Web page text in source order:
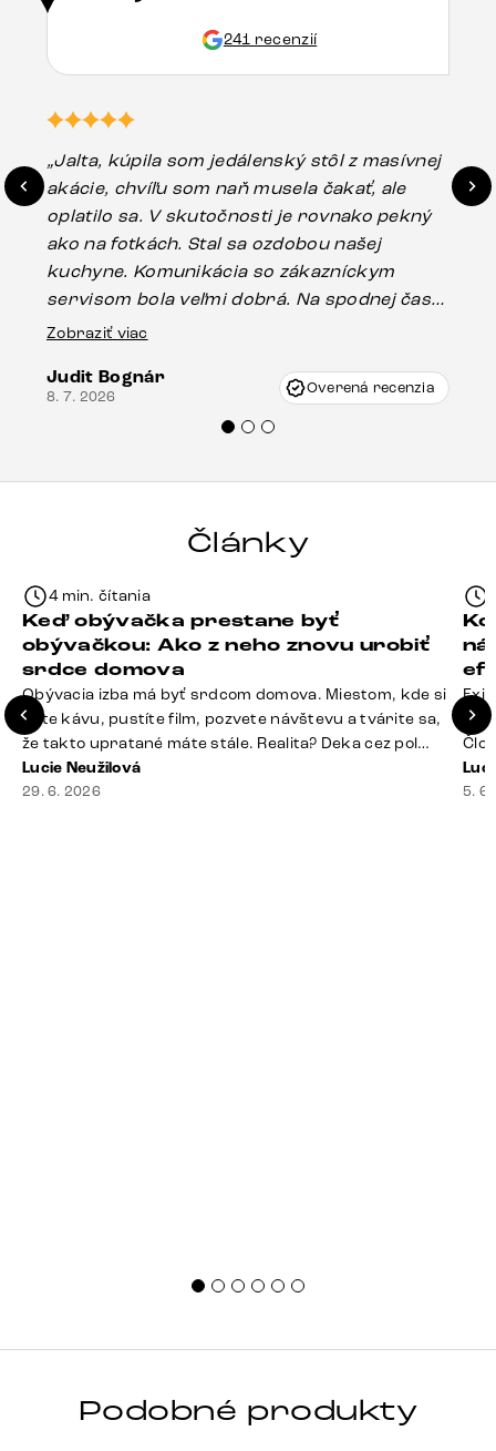
241 recenzií
„Jalta, kúpila som jedálenský stôl z masívnej
akácie, chvíľu som naň musela čakať, ale
oplatilo sa. V skutočnosti je rovnako pekný
ako na fotkách. Stal sa ozdobou našej
kuchyne. Komunikácia so zákazníckym
servisom bola veľmi dobrá. Na spodnej časti
stola bolo malé poškodenie, pravdepodobne
Vincze pri riešení mojej záležitosti pristúpili
veľmi korektne. Odporúčam produkty Delife
Zobraziť viac
Judit Bognár
8. 7. 2026 Overená recenzia
Články
4 min. čítania
Keď obývačka prestane byť
obývačkou: Ako z neho znovu urobiť
srdce domova
Obývacia izba má byť srdcom domova. Miestom, kde si
dáte kávu, pustíte film, pozvete návštevu a tvárite sa,
že takto upratané máte stále. Realita? Deka cez pol
sedačky, ovládač záhadne zmizol, konferenčný stolík
slúži ako odkladisko všetkého od účteniek po balzam
Lucie Neužilová
29. 6. 2026
si
5.
Podobné produkty